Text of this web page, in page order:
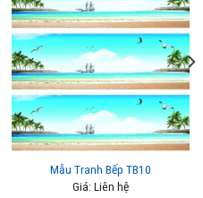
Mẫu Tranh Bếp TB10
Giá: Liên hệ